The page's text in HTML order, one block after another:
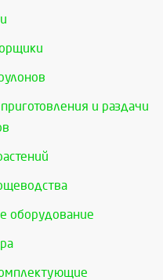
и раздачи
оборудование